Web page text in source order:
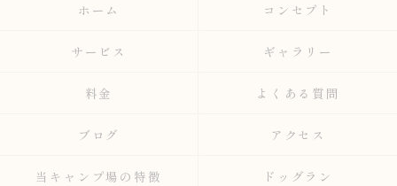
ホーム コンセプト
サービス ギャラリー
料金 よくある質問
ブログ アクセス
当キャンプ場の特徴 ドッグラン